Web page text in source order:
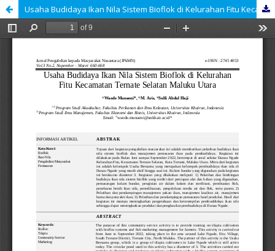
Usaha Budidaya Ikan Nila Sistem Bioflok di Kelurahan Fitu Kecamatan Ternate Selatan Maluku Utara